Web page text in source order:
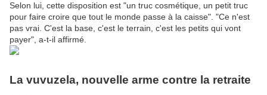
Selon lui, cette disposition est "un truc cosmétique, un petit truc
pour faire croire que tout le monde passe à la caisse". "Ce n'est
pas vrai. C'est la base, c'est le terrain, c'est les petits qui vont
payer", a-t-il affirmé.
La vuvuzela, nouvelle arme contre la retraite